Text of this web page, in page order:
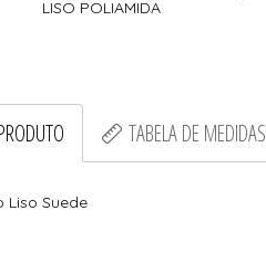
LISO POLIAMIDA
TABELA DE MEDIDAS
Liso Suede